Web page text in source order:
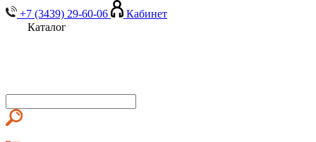
+7 (3439) 29-60-06
Кабинет
Каталог